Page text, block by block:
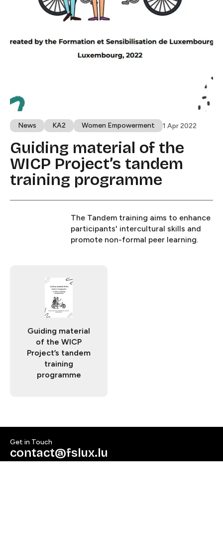
News​​​​‌ ‍ ​‍​‍‌‍ ‌ ​‍‌‍‍‌‌‍‌ ‌‍‍‌‌‍ ‍​‍​‍​ ‍‍​‍​‍‌ ​ ‌‍​‌‌‍ ‍‌‍‍‌‌ ‌​‌ ‍‌​‍ ‍‌‍‍‌‌‍ ​‍​‍​‍ ​​‍​‍‌‍‍​‌ ​‍‌‍‌‌‌‍‌‍​‍​‍​ ‍‍​‍​‍​‍ ‌ ​ ‌ ‌​‌ ‌‌‌‍‌​‌‍‍‌‌‍ ​‍ ‌‍‍‌‌‍ ‍‌ ‌​‌‍‌‌‌‍ ‍‌ ‌​​‍ ‌‍‌‌‌‍‌​‌‍‍‌‌ ‌​​‍ ‌‍ ‌‌‍ ‌‍‌​‌‍‌‌​ ‌‌ ​​‌ ​‍‌‍‌‌‌ ​ ‌‍‌‌‌‍ ‍‌ ‌​‌‍​‌‌ ‌​‌‍‍‌‌‍ ‌‍ ‍​ ‍ ‌‍‍‌‌‍‌​​ ‌‌‍​‌​ ‍‌​ ‍‌​ ‌​‌‍‌‌‌‍​‌​ ​‌​ ‌‍​‍ ‌‌‍​‍‌‍​ ‌‍‌‌‌‍‌‌​‍ ‌​ ‌​​ ​​‌‍‌​​ ​ ​‍ ‌‌‍​‌​ ‌‍​ ​‍‌‍‌​​‍ ‌​ ‌ ‌‍‌‍‌‍​‌​ ‌​‌‍‌​​ ‌ ​ ‌‍​ ‌‌‌‍​ ​ ‌‌​ ‌​​ ​‌​ ‍ ‌ ‌​‌ ‍‌‌ ​​‌‍‌‌​ ‌‌‍ ‍‌‍‌‌‌ ‌ ‌ ​ ‌​​ ‌‍​‌‌ ‌​‌‍‌‌‌‍‌ ‌‍ ‌ ​‍‌ ‍‌​ ‍ ‌ ​​‌‍​‌‌ ‌​‌‍‍​​ ‌‌‍ ‍‌‍​‌‌‍ ‌‌‍‌‌​ ‌‍​‍‌‍​‌‌ ​ ‌‍‌‌‌‌‌‌‌ ​‍‌‍ ​​ ‌​‍‌‌​ ​‍‌​‌‍‌ ​ ‌ ‌​‌ ‌‌‌‍‌​‌‍‍‌‌‍ ​‍‌‍‌‍‍‌‌‍‌​​ ‌‌‍​‌​ ‍‌​ ‍‌​ ‌​‌‍‌‌‌‍​‌​ ​‌​ ‌‍​‍ ‌‌‍​‍‌‍​ ‌‍‌‌‌‍‌‌​‍ ‌​ ‌​​ ​​‌‍‌​​ ​ ​‍ ‌‌‍​‌​ ‌‍​ ​‍‌‍‌​​‍ ‌​ ‌ ‌‍‌‍‌‍​‌​ ‌​‌‍‌​​ ‌ ​ ‌‍​ ‌‌‌‍​ ​ ‌‌​ ‌​​ ​‌​‍‌‍‌ ‌​‌ ‍‌‌ ​​‌‍‌‌​ ‌‌‍ ‍‌‍‌‌‌ ‌ ‌ ​ ‌​​ ‌‍​‌‌ ‌​‌‍‌‌‌‍‌ ‌‍ ‌ ​‍‌ ‍‌​‍‌‍‌ ​​‌‍​‌‌ ‌​‌‍‍​​ ‌‌‍ ‍‌‍​‌‌‍ ‌‌‍‌‌​‍‌‍‌ ​​‌‍‌‌‌ ​‍‌ ​ ‌ ​​‌‍‌‌‌‍​ ‌ ‌​‌‍‍‌‌ ‌‍‌‍‌‌​ ‌‌ ​​‌ ‌‌‌‍​‍‌‍ ​‌‍‍‌‌ ​ ‌‍‍​‌‍‌‌‌‍‌​​‍​‍‌ ‌ KA2​​​​‌ ‍ ​‍​‍‌‍ ‌ ​‍‌‍‍‌‌‍‌ ‌‍‍‌‌‍ ‍​‍​‍​ ‍‍​‍​‍‌ ​ ‌‍​‌‌‍ ‍‌‍‍‌‌ ‌​‌ ‍‌​‍ ‍‌‍‍‌‌‍ ​‍​‍​‍ ​​‍​‍‌‍‍​‌ ​‍‌‍‌‌‌‍‌‍​‍​‍​ ‍‍​‍​‍​‍ ‌ ​ ‌ ‌​‌ ‌‌‌‍‌​‌‍‍‌‌‍ ​‍ ‌‍‍‌‌‍ ‍‌ ‌​‌‍‌‌‌‍ ‍‌ ‌​​‍ ‌‍‌‌‌‍‌​‌‍‍‌‌ ‌​​‍ ‌‍ ‌‌‍ ‌‍‌​‌‍‌‌​ ‌‌ ​​‌ ​‍‌‍‌‌‌ ​ ‌‍‌‌‌‍ ‍‌ ‌​‌‍​‌‌ ‌​‌‍‍‌‌‍ ‌‍ ‍​ ‍ ‌‍‍‌‌‍‌​​ ‌​ ‍​​ ​ ‌‍‌‍‌‍​ ​ ​​​ ​​‌‍‌​​ ​‍​‍ ‌‌‍​‍​ ‌ ​ ‌ ‌‍‌​​‍ ‌​ ‌​​ ​ ‌‍‌‍‌‍​ ​‍ ‌​ ‍​‌‍​‍​ ​‌‌‍‌‍​‍ ‌​ ​ ​ ​‌​ ​‌​ ‍‌​ ‍‌​ ‌ ‌‍​ ​ ​‌​ ​ ​ ‌‌​ ‌ ‌‍‌‌​ ‍ ‌ ‌​‌ ‍‌‌ ​​‌‍‌‌​ ‌‌‍ ‍‌‍‌‌‌ ‌ ‌ ​ ‌​​ ‌‍​‌‌ ‌​‌‍‌‌‌‍‌ ‌‍ ‌ ​‍‌ ‍‌​ ‍ ‌ ​​‌‍​‌‌ ‌​‌‍‍​​ ‌‌‍ ‍‌‍​‌‌‍ ‌‌‍‌‌​ ‌‍​‍‌‍​‌‌ ​ ‌‍‌‌‌‌‌‌‌ ​‍‌‍ ​​ ‌​‍‌‌​ ​‍‌​‌‍‌ ​ ‌ ‌​‌ ‌‌‌‍‌​‌‍‍‌‌‍ ​‍‌‍‌‍‍‌‌‍‌​​ ‌​ ‍​​ ​ ‌‍‌‍‌‍​ ​ ​​​ ​​‌‍‌​​ ​‍​‍ ‌‌‍​‍​ ‌ ​ ‌ ‌‍‌​​‍ ‌​ ‌​​ ​ ‌‍‌‍‌‍​ ​‍ ‌​ ‍​‌‍​‍​ ​‌‌‍‌‍​‍ ‌​ ​ ​ ​‌​ ​‌​ ‍‌​ ‍‌​ ‌ ‌‍​ ​ ​‌​ ​ ​ ‌‌​ ‌ ‌‍‌‌​‍‌‍‌ ‌​‌ ‍‌‌ ​​‌‍‌‌​ ‌‌‍ ‍‌‍‌‌‌ ‌ ‌ ​ ‌​​ ‌‍​‌‌ ‌​‌‍‌‌‌‍‌ ‌‍ ‌ ​‍‌ ‍‌​‍‌‍‌ ​​‌‍​‌‌ ‌​‌‍‍​​ ‌‌‍ ‍‌‍​‌‌‍ ‌‌‍‌‌​‍‌‍‌ ​​‌‍‌‌‌ ​‍‌ ​ ‌ ​​‌‍‌‌‌‍​ ‌ ‌​‌‍‍‌‌ ‌‍‌‍‌‌​ ‌‌ ​​‌ ‌‌‌‍​‍‌‍ ​‌‍‍‌‌ ​ ‌‍‍​‌‍‌‌‌‍‌​​‍​‍‌ ‌ Women Empowerment​​​​‌ ‍ ​‍​‍‌‍ ‌ ​‍‌‍‍‌‌‍‌ ‌‍‍‌‌‍ ‍​‍​‍​ ‍‍​‍​‍‌ ​ ‌‍​‌‌‍ ‍‌‍‍‌‌ ‌​‌ ‍‌​‍ ‍‌‍‍‌‌‍ ​‍​‍​‍ ​​‍​‍‌‍‍​‌ ​‍‌‍‌‌‌‍‌‍​‍​‍​ ‍‍​‍​‍​‍ ‌ ​ ‌ ‌​‌ ‌‌‌‍‌​‌‍‍‌‌‍ ​‍ ‌‍‍‌‌‍ ‍‌ ‌​‌‍‌‌‌‍ ‍‌ ‌​​‍ ‌‍‌‌‌‍‌​‌‍‍‌‌ ‌​​‍ ‌‍ ‌‌‍ ‌‍‌​‌‍‌‌​ ‌‌ ​​‌ ​‍‌‍‌‌‌ ​ ‌‍‌‌‌‍ ‍‌ ‌​‌‍​‌‌ ‌​‌‍‍‌‌‍ ‌‍ ‍​ ‍ ‌‍‍‌‌‍‌​​ ‌‌‍​‍​ ‍‌​ ‍​‌‍‌‌​ ​ ‌‍​ ‌‍​ ‌‍‌​​‍ ‌‌‍‌‍​ ​ ​ ‌ ​ ​‍​‍ ‌​ ‌​‌‍‌‍​ ​‍​ ​‍​‍ ‌​ ‍‌​ ‌‌​ ‌‌​ ​‍​‍ ‌​ ​‌‌‍‌‍​ ​ ​ ‌​​ ‌​​ ‌‌‌‍‌‌​ ​​​ ​ ‌‍‌​‌‍​‌​ ​ ​ ‍ ‌ ‌​‌ ‍‌‌ ​​‌‍‌‌​ ‌‌‍ ‍‌‍‌‌‌ ‌ ‌ ​ ‌​​ ‌‍​‌‌ ‌​‌‍‌‌‌‍‌ ‌‍ ‌ ​‍‌ ‍‌​ ‍ ‌ ​​‌‍​‌‌ ‌​‌‍‍​​ ‌‌‍ ‍‌‍​‌‌‍ ‌‌‍‌‌​ ‌‍​‍‌‍​‌‌ ​ ‌‍‌‌‌‌‌‌‌ ​‍‌‍ ​​ ‌​‍‌‌​ ​‍‌​‌‍‌ ​ ‌ ‌​‌ ‌‌‌‍‌​‌‍‍‌‌‍ ​‍‌‍‌‍‍‌‌‍‌​​ ‌‌‍​‍​ ‍‌​ ‍​‌‍‌‌​ ​ ‌‍​ ‌‍​ ‌‍‌​​‍ ‌‌‍‌‍​ ​ ​ ‌ ​ ​‍​‍ ‌​ ‌​‌‍‌‍​ ​‍​ ​‍​‍ ‌​ ‍‌​ ‌‌​ ‌‌​ ​‍​‍ ‌​ ​‌‌‍‌‍​ ​ ​ ‌​​ ‌​​ ‌‌‌‍‌‌​ ​​​ ​ ‌‍‌​‌‍​‌​ ​ ​‍‌‍‌ ‌​‌ ‍‌‌ ​​‌‍‌‌​ ‌‌‍ ‍‌‍‌‌‌ ‌ ‌ ​ ‌​​ ‌‍​‌‌ ‌​‌‍‌‌‌‍‌ ‌‍ ‌ ​‍‌ ‍‌​‍‌‍‌ ​​‌‍​‌‌ ‌​‌‍‍​​ ‌‌‍ ‍‌‍​‌‌‍ ‌‌‍‌‌​‍‌‍‌ ​​‌‍‌‌‌ ​‍‌ ​ ‌ ​​‌‍‌‌‌‍​ ‌ ‌​‌‍‍‌‌ ‌‍‌‍‌‌​ ‌‌ ​​‌ ‌‌‌‍​‍‌‍ ​‌‍‍‌‌ ​ ‌‍‍​‌‍‌‌‌‍‌​​‍​‍‌ ‌ 1 Apr 2022
Guiding material of the
WICP Project’s tandem
training programme​​​​‌ ‍ ​‍​‍‌‍ ‌ ​‍‌‍‍‌‌‍‌ ‌‍‍‌‌‍ ‍​‍​‍​ ‍‍​‍​‍‌ ​ ‌‍​‌‌‍ ‍‌‍‍‌‌ ‌​‌ ‍‌​‍ ‍‌‍‍‌‌‍ ​‍​‍​‍ ​​‍​‍‌‍‍​‌ ​‍‌‍‌‌‌‍‌‍​‍​‍​ ‍‍​‍​‍​‍ ‌ ​ ‌ ‌​‌ ‌‌‌‍‌​‌‍‍‌‌‍ ​‍ ‌‍‍‌‌‍ ‍‌ ‌​‌‍‌‌‌‍ ‍‌ ‌​​‍ ‌‍‌‌‌‍‌​‌‍‍‌‌ ‌​​‍ ‌‍ ‌‌‍ ‌‍‌​‌‍‌‌​ ‌‌ ​​‌ ​‍‌‍‌‌‌ ​ ‌‍‌‌‌‍ ‍‌ ‌​‌‍​‌‌ ‌​‌‍‍‌‌‍ ‌‍ ‍​ ‍ ‌‍‍‌‌‍‌​​ ‌‌‍‌‌​ ​ ​ ‍‌​ ‍‌​ ‌ ‌‍‌‍‌‍‌​​ ​‌​‍ ‌​ ‍‌​ ​‌​ ​‍​ ‌​​‍ ‌​ ‌​​ ‍​‌‍​ ‌‍‌‍​‍ ‌​ ‍‌​ ​‍​ ‍​​ ​ ​‍ ‌​ ​‌​ ‌​‌‍​ ​ ‍​​ ​ ‌‍​‌‌‍​‌​ ​‌​ ‍‌​ ‌‌​ ​ ​ ‌​​ ‍ ‌ ‌​‌ ‍‌‌ ​​‌‍‌‌​ ‌‌‍ ‍‌‍‌‌‌ ‌ ‌ ​ ‌‌​​‌‍ ‌ ​ ‌ ‌​​ ‍ ‌ ​​‌‍​‌‌ ‌​‌‍‍​​ ‌‌ ‌​‌‍‍‌‌ ‌​‌‍ ​‌‍‌‌​ ‌‍​‍‌‍​‌‌ ​ ‌‍‌‌‌‌‌‌‌ ​‍‌‍ ​​ ‌​‍‌‌​ ​‍‌​‌‍‌ ​ ‌ ‌​‌ ‌‌‌‍‌​‌‍‍‌‌‍ ​‍‌‍‌‍‍‌‌‍‌​​ ‌‌‍‌‌​ ​ ​ ‍‌​ ‍‌​ ‌ ‌‍‌‍‌‍‌​​ ​‌​‍ ‌​ ‍‌​ ​‌​ ​‍​ ‌​​‍ ‌​ ‌​​ ‍​‌‍​ ‌‍‌‍​‍ ‌​ ‍‌​ ​‍​ ‍​​ ​ ​‍ ‌​ ​‌​ ‌​‌‍​ ​ ‍​​ ​ ‌‍​‌‌‍​‌​ ​‌​ ‍‌​ ‌‌​ ​ ​ ‌​​‍‌‍‌ ‌​‌ ‍‌‌ ​​‌‍‌‌​ ‌‌‍ ‍‌‍‌‌‌ ‌ ‌ ​ ‌‌​​‌‍ ‌ ​ ‌ ‌​​‍‌‍‌ ​​‌‍​‌‌ ‌​‌‍‍​​ ‌‌ ‌​‌‍‍‌‌ ‌​‌‍ ​‌‍‌‌​‍‌‍‌ ​​‌‍‌‌‌ ​‍‌ ​ ‌ ​​‌‍‌‌‌‍​ ‌ ‌​‌‍‍‌‌ ‌‍‌‍‌‌​ ‌‌ ​​‌ ‌‌‌‍​‍‌‍ ​‌‍‍‌‌ ​ ‌‍‍​‌‍‌‌‌‍‌​​‍​‍‌ ‌
The Tandem training aims to enhance
participants' intercultural skills and
promote non-formal peer learning.​​​​‌ ‍ ​‍​‍‌‍ ‌ ​‍‌‍‍‌‌‍‌ ‌‍‍‌‌‍ ‍​‍​‍​ ‍‍​‍​‍‌ ​ ‌‍​‌‌‍ ‍‌‍‍‌‌ ‌​‌ ‍‌​‍ ‍‌‍‍‌‌‍ ​‍​‍​‍ ​​‍​‍‌‍‍​‌ ​‍‌‍‌‌‌‍‌‍​‍​‍​ ‍‍​‍​‍​‍ ‌ ​ ‌ ‌​‌ ‌‌‌‍‌​‌‍‍‌‌‍ ​‍ ‌‍‍‌‌‍ ‍‌ ‌​‌‍‌‌‌‍ ‍‌ ‌​​‍ ‌‍‌‌‌‍‌​‌‍‍‌‌ ‌​​‍ ‌‍ ‌‌‍ ‌‍‌​‌‍‌‌​ ‌‌ ​​‌ ​‍‌‍‌‌‌ ​ ‌‍‌‌‌‍ ‍‌ ‌​‌‍​‌‌ ‌​‌‍‍‌‌‍ ‌‍ ‍​ ‍ ‌‍‍‌‌‍‌​​ ‌‌‍‌‌​ ​ ​ ‍‌​ ‍‌​ ‌ ‌‍‌‍‌‍‌​​ ​‌​‍ ‌​ ‍‌​ ​‌​ ​‍​ ‌​​‍ ‌​ ‌​​ ‍​‌‍​ ‌‍‌‍​‍ ‌​ ‍‌​ ​‍​ ‍​​ ​ ​‍ ‌​ ​‌​ ‌​‌‍​ ​ ‍​​ ​ ‌‍​‌‌‍​‌​ ​‌​ ‍‌​ ‌‌​ ​ ​ ‌​​ ‍ ‌ ‌​‌ ‍‌‌ ​​‌‍‌‌​ ‌‌‍ ‍‌‍‌‌‌ ‌ ‌ ​ ‌‌​​‌‍ ‌ ​ ‌ ‌​​ ‍ ‌ ​​‌‍​‌‌ ‌​‌‍‍​​ ‌‌‍‌​‌‍‌‌‌ ​ ‌‍​ ‌ ​‍‌‍‍‌‌ ​​‌ ‌​‌‍‍‌‌‍ ‌‍ ‍​ ‌‍​‍‌‍​‌‌ ​ ‌‍‌‌‌‌‌‌‌ ​‍‌‍ ​​ ‌​‍‌‌​ ​‍‌​‌‍‌ ​ ‌ ‌​‌ ‌‌‌‍‌​‌‍‍‌‌‍ ​‍‌‍‌‍‍‌‌‍‌​​ ‌‌‍‌‌​ ​ ​ ‍‌​ ‍‌​ ‌ ‌‍‌‍‌‍‌​​ ​‌​‍ ‌​ ‍‌​ ​‌​ ​‍​ ‌​​‍ ‌​ ‌​​ ‍​‌‍​ ‌‍‌‍​‍ ‌​ ‍‌​ ​‍​ ‍​​ ​ ​‍ ‌​ ​‌​ ‌​‌‍​ ​ ‍​​ ​ ‌‍​‌‌‍​‌​ ​‌​ ‍‌​ ‌‌​ ​ ​ ‌​​‍‌‍‌ ‌​‌ ‍‌‌ ​​‌‍‌‌​ ‌‌‍ ‍‌‍‌‌‌ ‌ ‌ ​ ‌‌​​‌‍ ‌ ​ ‌ ‌​​‍‌‍‌ ​​‌‍​‌‌ ‌​‌‍‍​​ ‌‌‍‌​‌‍‌‌‌ ​ ‌‍​ ‌ ​‍‌‍‍‌‌ ​​‌ ‌​‌‍‍‌‌‍ ‌‍ ‍​‍‌‍‌ ​​‌‍‌‌‌ ​‍‌ ​ ‌ ​​‌‍‌‌‌‍​ ‌ ‌​‌‍‍‌‌ ‌‍‌‍‌‌​ ‌‌ ​​‌ ‌‌‌‍​‍‌‍ ​‌‍‍‌‌ ​ ‌‍‍​‌‍‌‌‌‍‌​​‍​‍‌ ‌
Guiding material
of the WICP
Project’s tandem
training
programme​​​​‌ ‍ ​‍​‍‌‍ ‌ ​‍‌‍‍‌‌‍‌ ‌‍‍‌‌‍ ‍​‍​‍​ ‍‍​‍​‍‌ ​ ‌‍​‌‌‍ ‍‌‍‍‌‌ ‌​‌ ‍‌​‍ ‍‌‍‍‌‌‍ ​‍​‍​‍ ​​‍​‍‌‍‍​‌ ​‍‌‍‌‌‌‍‌‍​‍​‍​ ‍‍​‍​‍​‍ ‌ ​ ‌ ‌​‌ ‌‌‌‍‌​‌‍‍‌‌‍ ​‍ ‌‍‍‌‌‍ ‍‌ ‌​‌‍‌‌‌‍ ‍‌ ‌​​‍ ‌‍‌‌‌‍‌​‌‍‍‌‌ ‌​​‍ ‌‍ ‌‌‍ ‌‍‌​‌‍‌‌​ ‌‌ ​​‌ ​‍‌‍‌‌‌ ​ ‌‍‌‌‌‍ ‍‌ ‌​‌‍​‌‌ ‌​‌‍‍‌‌‍ ‌‍ ‍​ ‍ ‌‍‍‌‌‍‌​​ ‌‌‍‌‌​ ​ ​ ‍‌​ ‍‌​ ‌ ‌‍‌‍‌‍‌​​ ​‌​‍ ‌​ ‍‌​ ​‌​ ​‍​ ‌​​‍ ‌​ ‌​​ ‍​‌‍​ ‌‍‌‍​‍ ‌​ ‍‌​ ​‍​ ‍​​ ​ ​‍ ‌​ ​‌​ ‌​‌‍​ ​ ‍​​ ​ ‌‍​‌‌‍​‌​ ​‌​ ‍‌​ ‌‌​ ​ ​ ‌​​ ‍ ‌ ‌​‌ ‍‌‌ ​​‌‍‌‌​ ‌‌‍ ‍‌‍‌‌‌ ‌ ‌ ​ ‌‌​​‌‍ ‌ ​ ‌ ‌​​ ‍ ‌ ​​‌‍​‌‌ ‌​‌‍‍​​ ‌‌ ​ ‌‍‌‌‌‍​ ‌ ‌​‌‍‍‌‌‍ ‌‍ ‍‌ ​ ​‍‌‌​ ‌‌‌​​‍‌‌ ‌‍‍ ‌‍‌‌‌ ‍‌​‍‌‌​ ​ ‌​‌​​‍‌‌​ ​ ‌​‌​​‍‌‌​ ​‍​ ​‍‌‍‌‌​ ​​​ ‍‌‌‍‌‌‌‍‌‌‌‍‌​​ ‌‍‌‍​‌‌‍‌‌‌‍‌​​ ​ ​ ‍​​‍‌‌​ ​‍​ ​‍​‍‌‌​ ‌‌‌​‌​​‍ ‍‌‍‌​‌‍ ‌ ‌ ‌‍ ‍‌‍ ​‌‍ ‌‍​‌‌‍‌​‌ ​ ​‍‌‌​ ‌‌‌​​‍‌‌ ‌‍‍ ‌‍‌‌‌ ‍‌​‍‌‌​ ​ ‌​‌​​‍‌‌​ ​ ‌​‌​​‍‌‌​ ​‍​ ​‍‌‍‌‌​ ‌​‌‍‌‍​ ‌‍​ ‌​​ ‍​​ ​ ​ ​‌​ ‌​‌‍​ ​ ‍‌​ ‌​​‍‌‌​ ​‍​ ​‍​‍‌‌​ ‌‌‌​‌​​‍ ‍‌‍ ‍‌‍​‌‌‍ ‌‌‍‌‌​ ‌‍​‍‌‍​‌‌ ​ ‌‍‌‌‌‌‌‌‌ ​‍‌‍ ​​ ‌​‍‌‌​ ​‍‌​‌‍‌ ​ ‌ ‌​‌ ‌‌‌‍‌​‌‍‍‌‌‍ ​‍‌‍‌‍‍‌‌‍‌​​ ‌‌‍‌‌​ ​ ​ ‍‌​ ‍‌​ ‌ ‌‍‌‍‌‍‌​​ ​‌​‍ ‌​ ‍‌​ ​‌​ ​‍​ ‌​​‍ ‌​ ‌​​ ‍​‌‍​ ‌‍‌‍​‍ ‌​ ‍‌​ ​‍​ ‍​​ ​ ​‍ ‌​ ​‌​ ‌​‌‍​ ​ ‍​​ ​ ‌‍​‌‌‍​‌​ ​‌​ ‍‌​ ‌‌​ ​ ​ ‌​​‍‌‍‌ ‌​‌ ‍‌‌ ​​‌‍‌‌​ ‌‌‍ ‍‌‍‌‌‌ ‌ ‌ ​ ‌‌​​‌‍ ‌ ​ ‌ ‌​​‍‌‍‌ ​​‌‍​‌‌ ‌​‌‍‍​​ ‌‌ ​ ‌‍‌‌‌‍​ ‌ ‌​‌‍‍‌‌‍ ‌‍ ‍‌ ​ ​‍‌‌​ ‌‌‌​​‍‌‌ ‌‍‍ ‌‍‌‌‌ ‍‌​‍‌‌​ ​ ‌​‌​​‍‌‌​ ​ ‌​‌​​‍‌‌​ ​‍​ ​‍‌‍‌‌​ ​​​ ‍‌‌‍‌‌‌‍‌‌‌‍‌​​ ‌‍‌‍​‌‌‍‌‌‌‍‌​​ ​ ​ ‍​​‍‌‌​ ​‍​ ​‍​‍‌‌​ ‌‌‌​‌​​‍ ‍‌‍‌​‌‍ ‌ ‌ ‌‍ ‍‌‍ ​‌‍ ‌‍​‌‌‍‌​‌ ​ ​‍‌‌​ ‌‌‌​​‍‌‌ ‌‍‍ ‌‍‌‌‌ ‍‌​‍‌‌​ ​ ‌​‌​​‍‌‌​ ​ ‌​‌​​‍‌‌​ ​‍​ ​‍‌‍‌‌​ ‌​‌‍‌‍​ ‌‍​ ‌​​ ‍​​ ​ ​ ​‌​ ‌​‌‍​ ​ ‍‌​ ‌​​‍‌‌​ ​‍​ ​‍​‍‌‌​ ‌‌‌​‌​​‍ ‍‌‍ ‍‌‍​‌‌‍ ‌‌‍‌‌​‍‌‍‌ ​​‌‍‌‌‌ ​‍‌ ​ ‌ ​​‌‍‌‌‌‍​ ‌ ‌​‌‍‍‌‌ ‌‍‌‍‌‌​ ‌‌ ​​‌ ‌‌‌‍​‍‌‍ ​‌‍‍‌‌ ​ ‌‍‍​‌‍‌‌‌‍‌​​‍​‍‌ ‌
Get in Touch​​​​‌ ‍ ​‍​‍‌‍ ‌ ​‍‌‍‍‌‌‍‌ ‌‍‍‌‌‍ ‍​‍​‍​ ‍‍​‍​‍‌ ​ ‌‍​‌‌‍ ‍‌‍‍‌‌ ‌​‌ ‍‌​‍ ‍‌‍‍‌‌‍ ​‍​‍​‍ ​​‍​‍‌‍‍​‌ ​‍‌‍‌‌‌‍‌‍​‍​‍​ ‍‍​‍​‍​‍ ‌ ​ ‌ ‌​‌ ‌‌‌‍‌​‌‍‍‌‌‍ ​‍ ‌‍‍‌‌‍ ‍‌ ‌​‌‍‌‌‌‍ ‍‌ ‌​​‍ ‌‍‌‌‌‍‌​‌‍‍‌‌ ‌​​‍ ‌‍ ‌‌‍ ‌‍‌​‌‍‌‌​ ‌‌ ​​‌ ​‍‌‍‌‌‌ ​ ‌‍‌‌‌‍ ‍‌ ‌​‌‍​‌‌ ‌​‌‍‍‌‌‍ ‌‍ ‍​ ‍ ‌‍‍‌‌‍‌​​ ‌‌ ​ ‌‍‍‌‌ ‌​‌‍‌‌‌‌​ ‌‍‌‌‌ ‌​‌ ‌​‌‍‍‌‌‍ ‍‌‍‌ ‌ ​ ​ ‍ ‌ ‌​‌ ‍‌‌ ​​‌‍‌‌​ ‌‌ ​ ‌‍‍‌‌ ‌​‌‍‌‌‌‌​ ‌‍‌‌‌ ‌​‌ ‌​‌‍‍‌‌‍ ‍‌‍‌ ‌ ​ ​ ‍ ‌ ​​‌‍​‌‌ ‌​‌‍‍​​ ‌‌‍‌‍‌‍ ‌‍ ‌ ‌​‌‍‌‌‌ ​‍​‍ ‍‌‍​ ‌‍ ‌‍ ‍‌ ‌​‌‍​‌‌‍​ ‌ ‌​‌​‍​‌‍‌‌‌‍​‌‌‍‌​‌‍‍‌‌‍ ‍‌‍‌ ​ ‌‍​‍‌‍​‌‌ ​ ‌‍‌‌‌‌‌‌‌ ​‍‌‍ ​​ ‌​‍‌‌​ ​‍‌​‌‍‌ ​ ‌ ‌​‌ ‌‌‌‍‌​‌‍‍‌‌‍ ​‍‌‍‌‍‍‌‌‍‌​​ ‌‌ ​ ‌‍‍‌‌ ‌​‌‍‌‌‌‌​ ‌‍‌‌‌ ‌​‌ ‌​‌‍‍‌‌‍ ‍‌‍‌ ‌ ​ ​‍‌‍‌ ‌​‌ ‍‌‌ ​​‌‍‌‌​ ‌‌ ​ ‌‍‍‌‌ ‌​‌‍‌‌‌‌​ ‌‍‌‌‌ ‌​‌ ‌​‌‍‍‌‌‍ ‍‌‍‌ ‌ ​ ​‍‌‍‌ ​​‌‍​‌‌ ‌​‌‍‍​​ ‌‌‍‌‍‌‍ ‌‍ ‌ ‌​‌‍‌‌‌ ​‍​‍ ‍‌‍​ ‌‍ ‌‍ ‍‌ ‌​‌‍​‌‌‍​ ‌ ‌​‌​‍​‌‍‌‌‌‍​‌‌‍‌​‌‍‍‌‌‍ ‍‌‍‌ ​‍‌‍‌ ​​‌‍‌‌‌ ​‍‌ ​ ‌ ​​‌‍‌‌‌‍​ ‌ ‌​‌‍‍‌‌ ‌‍‌‍‌‌​ ‌‌ ​​‌ ‌‌‌‍​‍‌‍ ​‌‍‍‌‌ ​ ‌‍‍​‌‍‌‌‌‍‌​​‍​‍‌ ‌
contact@fslux.lu